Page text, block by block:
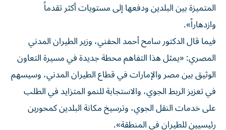
المتميزة بين البلدين ودفعها إلى مستويات أكثر تقدماً
وازدهاراً».
فيما قال الدكتور سامح أحمد الحفني، وزير الطيران المدني
المصري: «يمثل هذا التفاهم محطة جديدة في مسيرة التعاون
الوثيق بين مصر والإمارات في قطاع الطيران المدني، وسيسهم
في تعزيز الربط الجوي، والاستجابة للنمو المتزايد في الطلب
على خدمات النقل الجوي، وترسيخ مكانة البلدين كمحورين
رئيسيين للطيران في المنطقة».